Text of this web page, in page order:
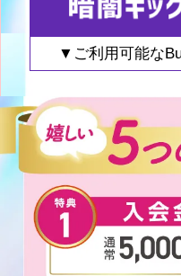
▼ご利用可能な